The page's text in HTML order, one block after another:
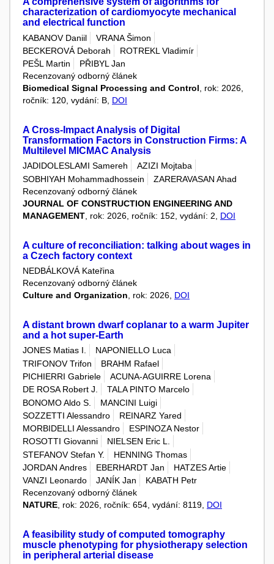
characterization of cardiomyocyte mechanical
and electrical function
KABANOV Daniil
VRANA Šimon
BECKEROVÁ Deborah
ROTREKL Vladimír
PEŠL Martin
PŘIBYL Jan
Recenzovaný odborný článek
Biomedical Signal Processing and Control , rok: 2026,
ročník: 120, vydání: B, DOI
A Cross-Impact Analysis of Digital
Transformation Factors in Construction Firms: A
Multilevel MICMAC Analysis
JADIDOLESLAMI Samereh
AZIZI Mojtaba
SOBHIYAH Mohammadhossein
ZARERAVASAN Ahad
Recenzovaný odborný článek
JOURNAL OF CONSTRUCTION ENGINEERING AND
MANAGEMENT , rok: 2026, ročník: 152, vydání: 2, DOI
A culture of reconciliation: talking about wages in
a Czech factory context
NEDBÁLKOVÁ Kateřina
Recenzovaný odborný článek
Culture and Organization , rok: 2026, DOI
A distant brown dwarf coplanar to a warm Jupiter
and a hot super-Earth
JONES Matias I.
NAPONIELLO Luca
TRIFONOV Trifon
BRAHM Rafael
PICHIERRI Gabriele
ACUNA-AGUIRRE Lorena
DE ROSA Robert J.
TALA PINTO Marcelo
BONOMO Aldo S.
MANCINI Luigi
SOZZETTI Alessandro
REINARZ Yared
MORBIDELLI Alessandro
ESPINOZA Nestor
ROSOTTI Giovanni
NIELSEN Eric L.
STEFANOV Stefan Y.
HENNING Thomas
JORDAN Andres
EBERHARDT Jan
HATZES Artie
VANZI Leonardo
JANÍK Jan
KABATH Petr
Recenzovaný odborný článek
NATURE, rok: 2026, ročník: 654, vydání: 8119, DOI
A feasibility study of computed tomography
muscle phenotyping for physiotherapy selection
in peripheral arterial disease